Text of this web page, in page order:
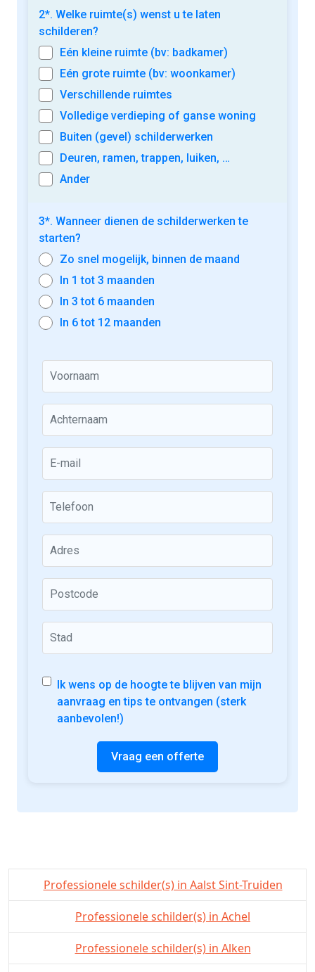
2*. Welke ruimte(s) wenst u te laten
schilderen?
Eén kleine ruimte (bv: badkamer)
Eén grote ruimte (bv: woonkamer)
Verschillende ruimtes
Volledige verdieping of ganse woning
Buiten (gevel) schilderwerken
Deuren, ramen, trappen, luiken, …
Ander
3*. Wanneer dienen de schilderwerken te
starten?
Zo snel mogelijk, binnen de maand
In 1 tot 3 maanden
In 3 tot 6 maanden
In 6 tot 12 maanden
Ik wens op de hoogte te blijven van mijn
aanvraag en tips te ontvangen (sterk
aanbevolen!)
Vraag een offerte
Professionele schilder(s) in Aalst Sint-Truiden
Professionele schilder(s) in Achel
Professionele schilder(s) in Alken